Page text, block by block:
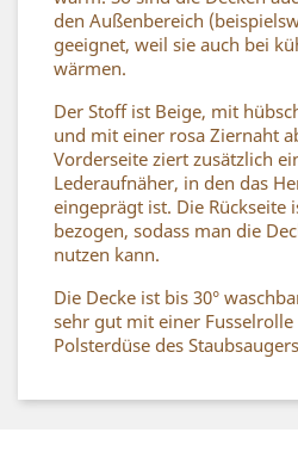
den Außenbereich
geeignet, weil sie auch bei
wärmen.
Der Stoff ist Beige, mit
und mit einer rosa Ziernaht
Vorderseite ziert zusätzlich
Lederaufnäher, in den das
eingeprägt ist. Die Rückseite
bezogen, sodass man die
nutzen kann.
Die Decke ist bis 30°
sehr gut mit einer
Polsterdüse des